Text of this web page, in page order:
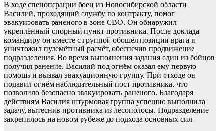
В ходе спецоперации боец из Новосибирской области
Василий, проходящий службу по контракту, помог
эвакуировать раненого в зоне СВО. Он обнаружил
укреплённый опорный пункт противника. После доклада
командиру он вместе с группой обошёл позиции врага и
уничтожил пулемётный расчёт, обеспечив продвижение
подразделения. Во время выполнения задания один из бойцов
получил ранение. Василий под огнём оказал ему первую
помощь и вызвал эвакуационную группу. При отходе он
подавил огнём наблюдательный пост противника, что
позволило безопасно эвакуировать раненого. Благодаря
действиям Василия штурмовая группа успешно выполнила
задачу, вытеснив противника из лесополосы. Подразделение
закрепилось на новом рубеже до подхода основных сил.